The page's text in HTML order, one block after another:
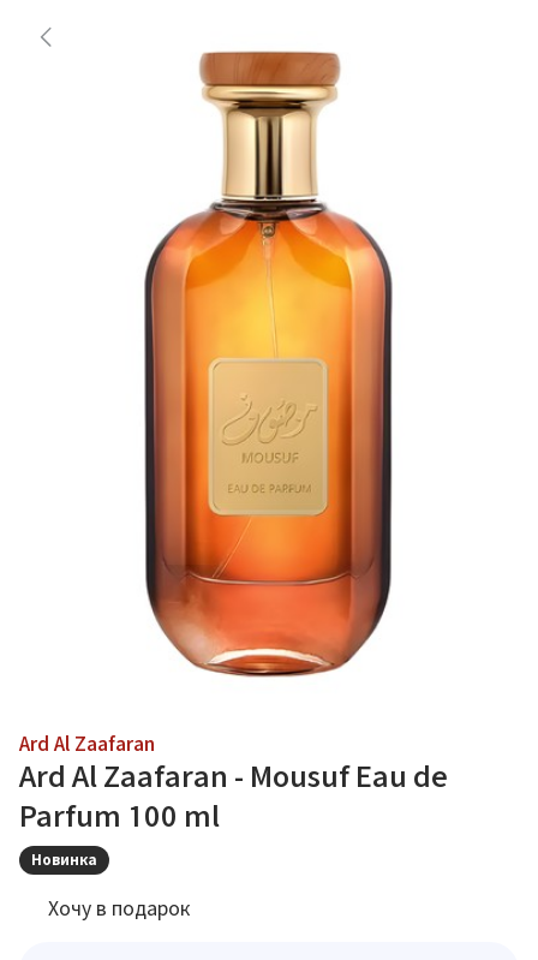
Ard Al Zaafaran
Ard Al Zaafaran - Mousuf Eau de
Parfum 100 ml
Новинка
Хочу в подарок